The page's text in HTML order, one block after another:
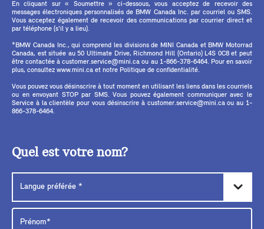
En cliquant sur « Soumettre » ci-dessous, vous acceptez de recevoir des
messages électroniques personnalisés de BMW Canada Inc. par courriel ou SMS.
Vous acceptez également de recevoir des communications par courrier direct et
par téléphone (s'il y a lieu).
*BMW Canada Inc., qui comprend les divisions de MINI Canada et BMW Motorrad
Canada, est située au 50 Ultimate Drive, Richmond Hill (Ontario) L4S 0C8 et peut
être contactée à customer.service@mini.ca ou au 1-866-378-6464. Pour en savoir
plus, consultez www.mini.ca et notre Politique de confidentialité.
Vous pouvez vous désinscrire à tout moment en utilisant les liens dans les courriels
ou en envoyant STOP par SMS. Vous pouvez également communiquer avec le
Service à la clientèle pour vous désinscrire à customer.service@mini.ca ou au 1-
866-378-6464.
Quel est votre nom?